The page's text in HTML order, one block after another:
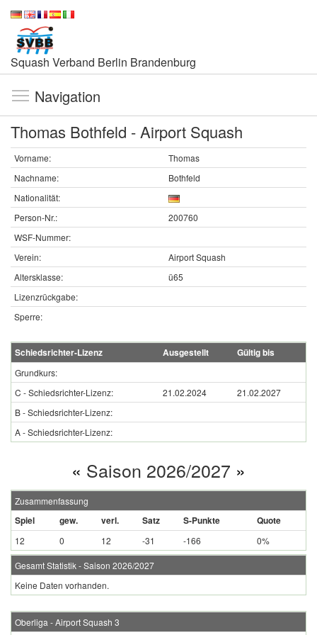
Squash Verband Berlin Brandenburg
Navigation
Thomas Bothfeld - Airport Squash
Vorname:
Thomas
Nachname:
Bothfeld
Nationalität:
Person-Nr.:
200760
WSF-Nummer:
Verein:
Airport Squash
Altersklasse:
ü65
Lizenzrückgabe:
Sperre:
Schiedsrichter-Lizenz Ausgestellt Gültig bis
Grundkurs:
C - Schiedsrichter-Lizenz:
21.02.2024
21.02.2027
B - Schiedsrichter-Lizenz:
A - Schiedsrichter-Lizenz:
« Saison 2026/2027 »
Zusammenfassung
Spiel gew. verl. Satz S-Punkte Quote
12 0 12 -31 -166 0%
Gesamt Statistik - Saison 2026/2027
Keine Daten vorhanden.
Oberliga - Airport Squash 3